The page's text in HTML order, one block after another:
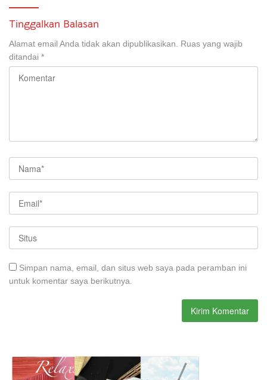
Tinggalkan Balasan
Alamat email Anda tidak akan dipublikasikan.
Ruas yang wajib
ditandai *
Simpan nama, email, dan situs web saya pada peramban ini
untuk komentar saya berikutnya.